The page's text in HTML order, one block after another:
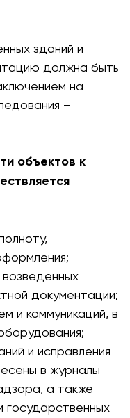
зданий и
должна быть
на
–
объектов к
документации;
и коммуникаций, в
и исправления
в журналы
а также
государственных